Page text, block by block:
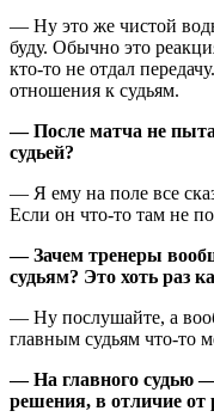
— Ну это же чистой
буду. Обычно это
кто-то не отдал
отношения к судьям.
— После матча не
судьей?
— Я ему на поле все
Если он что-то там не
— Зачем тренеры
судьям? Это хоть раз
— Ну послушайте, а
главным судьям что-то
— На главного судью
решения, в отличие от